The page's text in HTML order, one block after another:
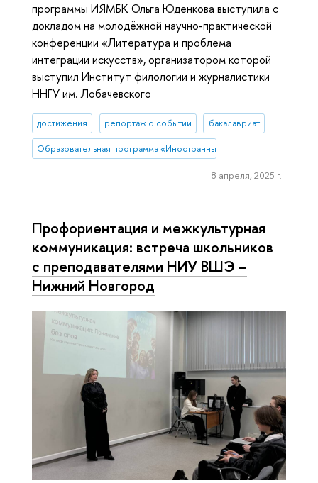
программы ИЯМБК Ольга Юденкова выступила с
докладом на молодёжной научно-практической
конференции «Литература и проблема
интеграции искусств», организатором которой
выступил Институт филологии и журналистики
ННГУ им. Лобачевского
достижения репортаж о событии бакалавриат
Образовательная программа «Иностранные языки и
8 апреля, 2025 г.
Профориентация и межкультурная
коммуникация: встреча школьников
с преподавателями НИУ ВШЭ –
Нижний Новгород